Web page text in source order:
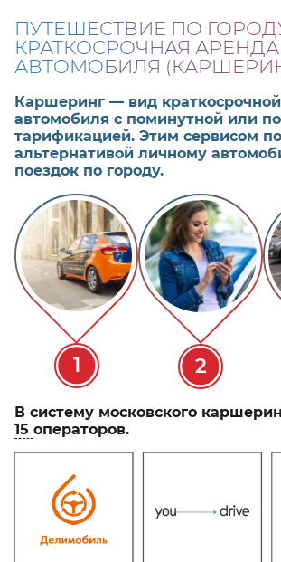
ПУТЕШЕСТВИЕ ПО
КРАТКОСРОЧНАЯ АРЕНДА
АВТОМОБИЛЯ
Каршеринг — вид
автомобиля с поминутной или
тарификацией. Этим сервисом
альтернативой личному
поездок по городу.
1 2
В систему московского
15 операторов.